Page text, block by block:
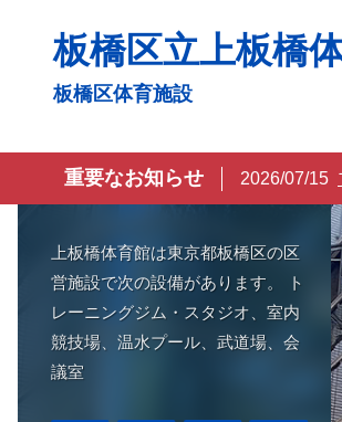
板橋区立上板橋
板橋区体育施設
重要なお知らせ 2026/07/15
上板橋体育館は東京都板橋区の区
営施設で次の設備があります。 ト
レーニングジム・スタジオ、室内
競技場、温水プール、武道場、会
議室